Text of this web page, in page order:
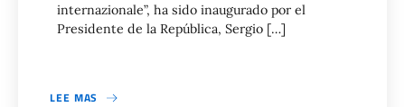
internazionale”, ha sido inaugurado por el
Presidente de la República, Sergio […]
LEE MAS